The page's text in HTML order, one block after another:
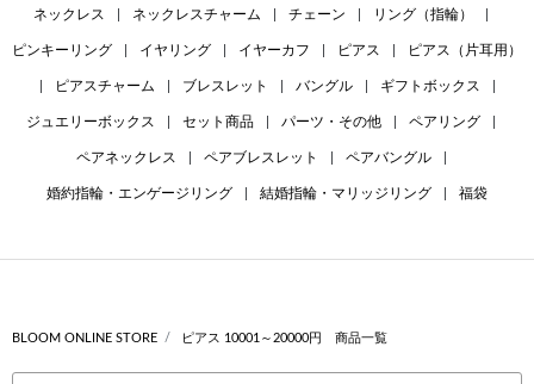
ネックレス ネックレスチャーム チェーン リング（指輪）
ピンキーリング イヤリング イヤーカフ ピアス ピアス（片耳用）
ピアスチャーム ブレスレット バングル ギフトボックス
ジュエリーボックス セット商品 パーツ・その他 ペアリング
ペアネックレス ペアブレスレット ペアバングル
婚約指輪・エンゲージリング 結婚指輪・マリッジリング 福袋
BLOOM ONLINE STORE ピアス 10001～20000円 商品一覧